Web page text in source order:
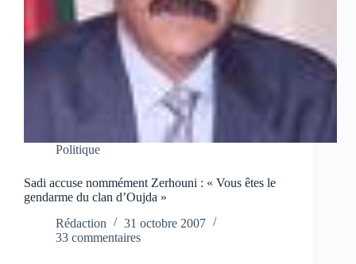
Politique
Sadi accuse nommément Zerhouni : « Vous êtes le
gendarme du clan d’Oujda »
Rédaction
31 octobre 2007
33 commentaires